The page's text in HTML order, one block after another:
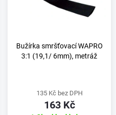
Bužírka smršťovací WAPRO
3:1 (19,1/ 6mm), metráž
135 Kč bez DPH
163 Kč